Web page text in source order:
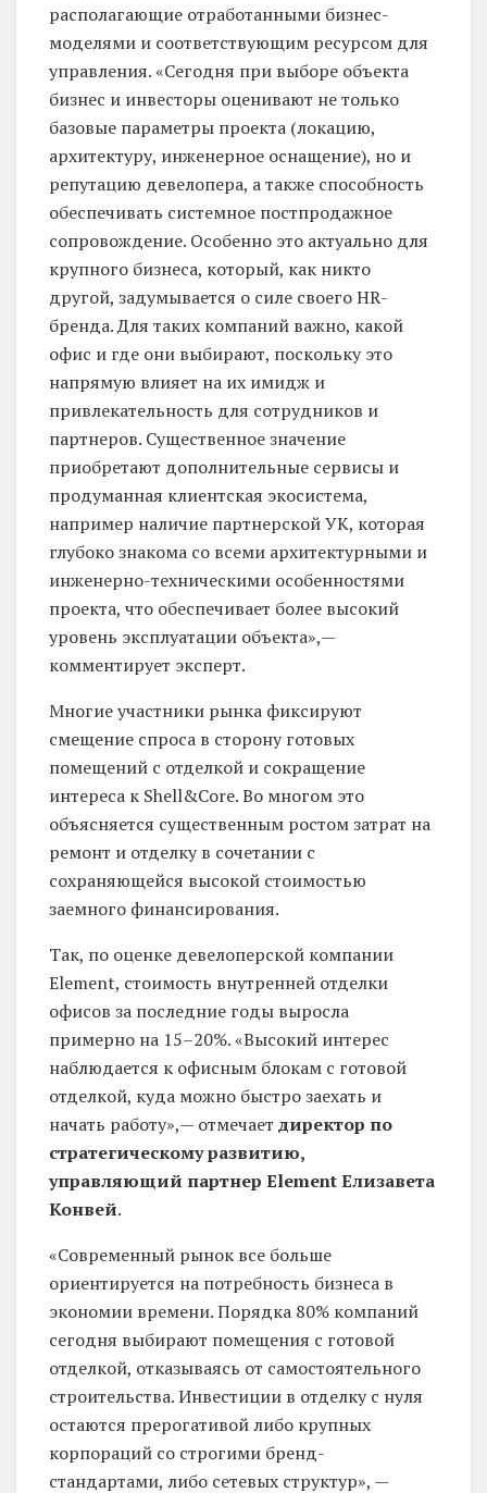
располагающие отработанными бизнес-
моделями и соответствующим ресурсом для
управления. «Сегодня при выборе объекта
бизнес и инвесторы оценивают не только
базовые параметры проекта (локацию,
архитектуру, инженерное оснащение), но и
репутацию девелопера, а также способность
обеспечивать системное постпродажное
сопровождение. Особенно это актуально для
крупного бизнеса, который, как никто
другой, задумывается о силе своего HR-
бренда. Для таких компаний важно, какой
офис и где они выбирают, поскольку это
напрямую влияет на их имидж и
привлекательность для сотрудников и
партнеров. Существенное значение
приобретают дополнительные сервисы и
продуманная клиентская экосистема,
например наличие партнерской УК, которая
глубоко знакома со всеми архитектурными и
инженерно-техническими особенностями
проекта, что обеспечивает более высокий
уровень эксплуатации объекта»,—
комментирует эксперт.
Многие участники рынка фиксируют
смещение спроса в сторону готовых
помещений с отделкой и сокращение
интереса к Shell&Core. Во многом это
объясняется существенным ростом затрат на
ремонт и отделку в сочетании с
сохраняющейся высокой стоимостью
заемного финансирования.
Так, по оценке девелоперской компании
Element, стоимость внутренней отделки
офисов за последние годы выросла
примерно на 15–20%. «Высокий интерес
наблюдается к офисным блокам с готовой
отделкой, куда можно быстро заехать и
начать работу»,— отмечает директор по
стратегическому развитию,
управляющий партнер Element Елизавета
Конвей.
«Современный рынок все больше
ориентируется на потребность бизнеса в
экономии времени. Порядка 80% компаний
сегодня выбирают помещения с готовой
отделкой, отказываясь от самостоятельного
строительства. Инвестиции в отделку с нуля
остаются прерогативой либо крупных
корпораций со строгими бренд-
стандартами, либо сетевых структур», —